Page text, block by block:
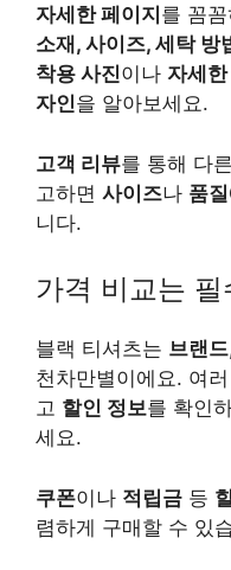
자세한 페이지 를 꼼
소재, 사이즈, 세탁 방
착용 사진이나 자세한
자인을 알아보세요.
고객 리뷰를 통해 다
고하면 사이즈나 품질
니다.
가격 비교는 필
블랙 티셔츠는 브랜드
천차만별이에요. 여
고 할인 정보를 확인
세요.
쿠폰이나 적립금 등
렴하게 구매할 수 있